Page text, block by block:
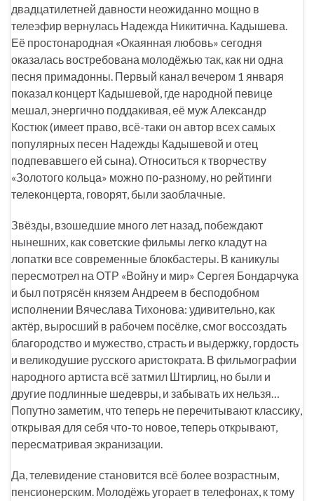
двадцатилетней давности неожиданно мощно в
телеэфир вернулась Надежда Никитична. Кадышева.
Её простонародная «Окаянная любовь» сегодня
оказалась востребована молодёжью так, как ни одна
песня примадонны. Первый канал вечером 1 января
показал концерт Кадышевой, где народной певице
мешал, энергично поддакивая, её муж Александр
Костюк (имеет право, всё-таки он автор всех самых
популярных песен Надежды Кадышевой и отец
подпевавшего ей сына). Относиться к творчеству
«Золотого кольца» можно по-разному, но рейтинги
телеконцерта, говорят, были заоблачные.
Звёзды, взошедшие много лет назад, побеждают
нынешних, как советские фильмы легко кладут на
лопатки все современные блокбастеры. В каникулы
пересмотрел на ОТР «Войну и мир» Сергея Бондарчука
и был потрясён князем Андреем в бесподобном
исполнении Вячеслава Тихонова: удивительно, как
актёр, выросший в рабочем посёлке, смог воссоздать
благородство и мужество, страсть и выдержку, гордость
и великодушие русского аристократа. В фильмографии
народного артиста всё затмил Штирлиц, но были и
другие подлинные шедевры, и забывать их нельзя…
Попутно заметим, что теперь не перечитывают классику,
открывая для себя что-то новое, теперь открывают,
пересматривая экранизации.
Да, телевидение становится всё более возрастным,
пенсионерским. Молодёжь угорает в телефонах, к тому